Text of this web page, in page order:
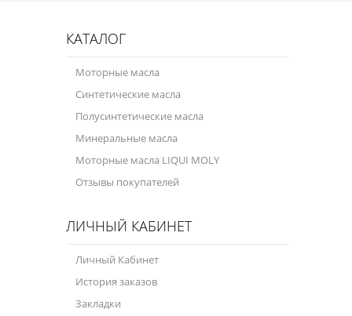
КАТАЛОГ
Моторные масла
Синтетические масла
Полусинтетические масла
Минеральные масла
Моторные масла LIQUI MOLY
Отзывы покупателей
ЛИЧНЫЙ КАБИНЕТ
Личный Кабинет
История заказов
Закладки